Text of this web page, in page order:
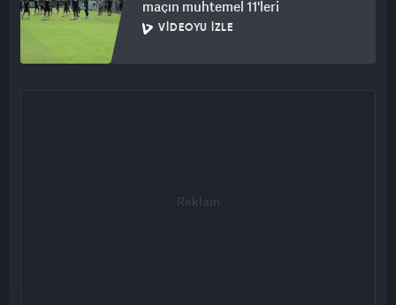
maçın muhtemel 11'leri
VIDEOYU İZLE